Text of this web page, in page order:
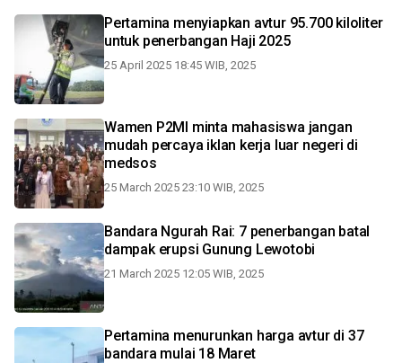
Pertamina menyiapkan avtur 95.700 kiloliter
untuk penerbangan Haji 2025
25 April 2025 18:45 WIB, 2025
Wamen P2MI minta mahasiswa jangan
mudah percaya iklan kerja luar negeri di
medsos
25 March 2025 23:10 WIB, 2025
Bandara Ngurah Rai: 7 penerbangan batal
dampak erupsi Gunung Lewotobi
21 March 2025 12:05 WIB, 2025
Pertamina menurunkan harga avtur di 37
bandara mulai 18 Maret